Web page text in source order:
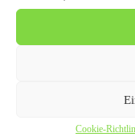
Cookie-
Email:
Ihr
Relations für
https://
Effektiver PR-
https://